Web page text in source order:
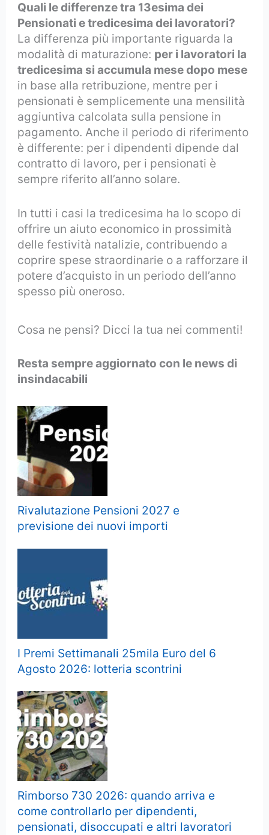
Quali le differenze tra 13esima dei
Pensionati e tredicesima dei lavoratori?
La differenza più importante riguarda la
modalità di maturazione: per i lavoratori la
tredicesima si accumula mese dopo mese
in base alla retribuzione, mentre per i
pensionati è semplicemente una mensilità
aggiuntiva calcolata sulla pensione in
pagamento. Anche il periodo di riferimento
è differente: per i dipendenti dipende dal
contratto di lavoro, per i pensionati è
sempre riferito all’anno solare.
In tutti i casi la tredicesima ha lo scopo di
offrire un aiuto economico in prossimità
delle festività natalizie, contribuendo a
coprire spese straordinarie o a rafforzare il
potere d’acquisto in un periodo dell’anno
spesso più oneroso.
Cosa ne pensi? Dicci la tua nei commenti!
Resta sempre aggiornato con le news di
insindacabili
Rivalutazione Pensioni 2027 e
previsione dei nuovi importi
I Premi Settimanali 25mila Euro del 6
Agosto 2026: lotteria scontrini
Rimborso 730 2026: quando arriva e
come controllarlo per dipendenti,
pensionati, disoccupati e altri lavoratori